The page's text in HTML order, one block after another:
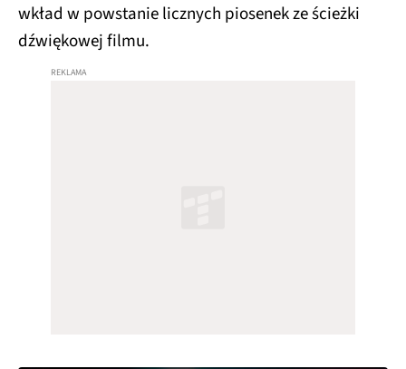
wkład w powstanie licznych piosenek ze ścieżki
dźwiękowej filmu.